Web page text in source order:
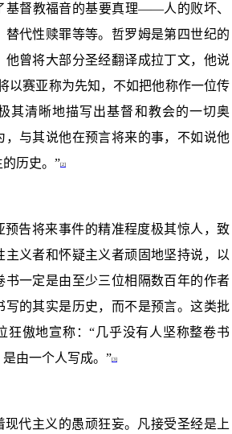
基督教福音的基要真理——人的败坏、
替代性赎罪等等。哲罗姆是第四世纪的
他曾将大部分圣经翻译成拉丁文，他说
以赛亚称为先知，不如把他称作一位传
其清晰地描写出基督和教会的一切奥
，与其说他在预言将来的事，不如说他
历史。”[2]
预告将来事件的精准程度极其惊人，致
主义者和怀疑主义者顽固地坚持说，以
书一定是由至少三位相隔数百年的作者
写的其实是历史，而不是预言。这类批
狂傲地宣称：“几乎没有人坚称整卷书
是由一个人写成。”[3]
代主义的愚顽狂妄。 凡接受圣经是上